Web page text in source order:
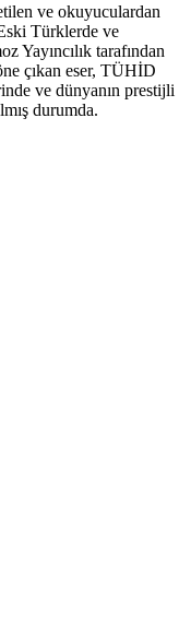
ve okuyuculardan
Türklerde ve
Yayıncılık tarafından
çıkan eser, TÜHİD
ve dünyanın prestijli
durumda.